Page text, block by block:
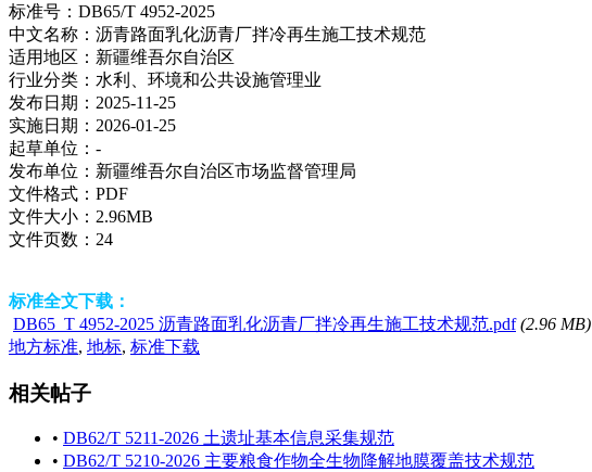
标准号： DB65/T 4952-2025
中文名称： 沥青路面乳化沥青厂拌冷再生施工技术规范
适用地区： 新疆维吾尔自治区
行业分类： 水利、环境和公共设施管理业
发布日期： 2025-11-25
实施日期： 2026-01-25
起草单位： -
发布单位： 新疆维吾尔自治区市场监督管理局
文件格式： PDF
文件大小： 2.96MB
文件页数： 24
标准全文下载：
DB65_T 4952-2025 沥青路面乳化沥青厂拌冷再生施工技术规范.pdf (2.96 MB)
地方标准, 地标, 标准下载
相关帖子
• DB62/T 5211-2026 土遗址基本信息采集规范
• DB62/T 5210-2026 主要粮食作物全生物降解地膜覆盖技术规范